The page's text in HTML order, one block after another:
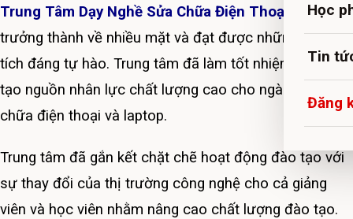
Học
Tin
Đăng
Trung Tâm Dạy Nghề Sửa Chữa Điện Thoại 24hđã
trưởng thành về nhiều mặt và đạt được những thành
tích đáng tự hào. Trung tâm đã làm tốt nhiệm vụ đào
tạo nguồn nhân lực chất lượng cao cho ngành sửa
chữa điện thoại và laptop.
Trung tâm đã gắn kết chặt chẽ hoạt động đào tạo với
sự thay đổi của thị trường công nghệ cho cả giảng
viên và học viên nhằm nâng cao chất lượng đào tạo.